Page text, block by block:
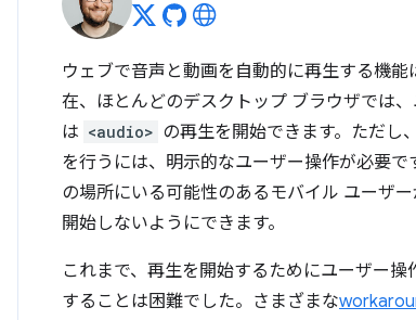
ウェブで音声と動画を自動的に再生する機
在、ほとんどのデスクトップ ブラウザでは
は <audio> の再生を開始できます。ただし
を行うには、明示的なユーザー操作が必要
の場所にいる可能性のあるモバイル ユーザ
開始しないようにできます。
これまで、再生を開始するためにユーザー
することは困難でした。さまざまな